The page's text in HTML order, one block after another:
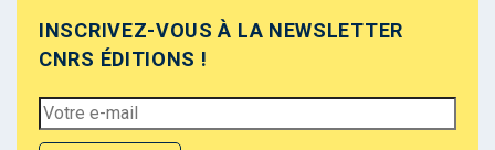
INSCRIVEZ-VOUS À LA NEWSLETTER
CNRS ÉDITIONS !